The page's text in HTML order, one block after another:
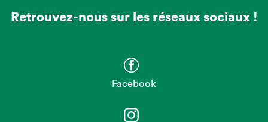
Retrouvez-nous sur les réseaux sociaux !
Facebook